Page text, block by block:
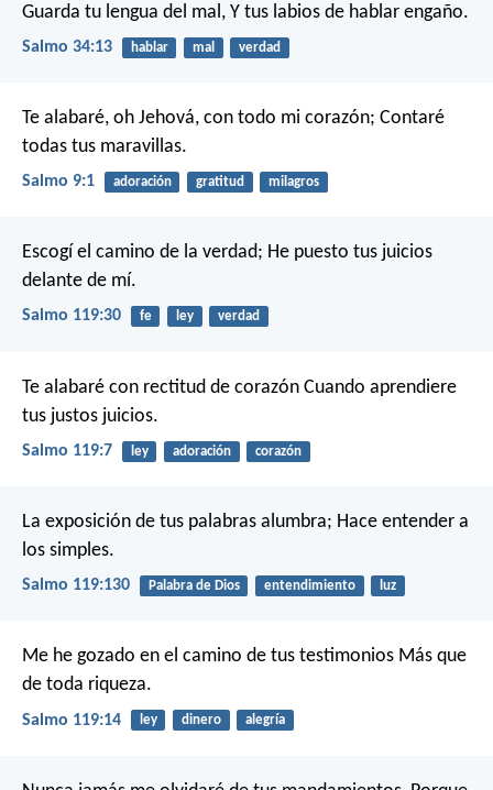
Guarda tu lengua del mal, Y tus labios de hablar engaño.
Salmo 34:13 hablar mal verdad
Te alabaré, oh Jehová, con todo mi corazón; Contaré
todas tus maravillas.
Salmo 9:1 adoración gratitud milagros
Escogí el camino de la verdad; He puesto tus juicios
delante de mí.
Salmo 119:30 fe ley verdad
Te alabaré con rectitud de corazón Cuando aprendiere
tus justos juicios.
Salmo 119:7 ley adoración corazón
La exposición de tus palabras alumbra; Hace entender a
los simples.
Salmo 119:130 Palabra de Dios entendimiento luz
Me he gozado en el camino de tus testimonios Más que
de toda riqueza.
Salmo 119:14 ley dinero alegría